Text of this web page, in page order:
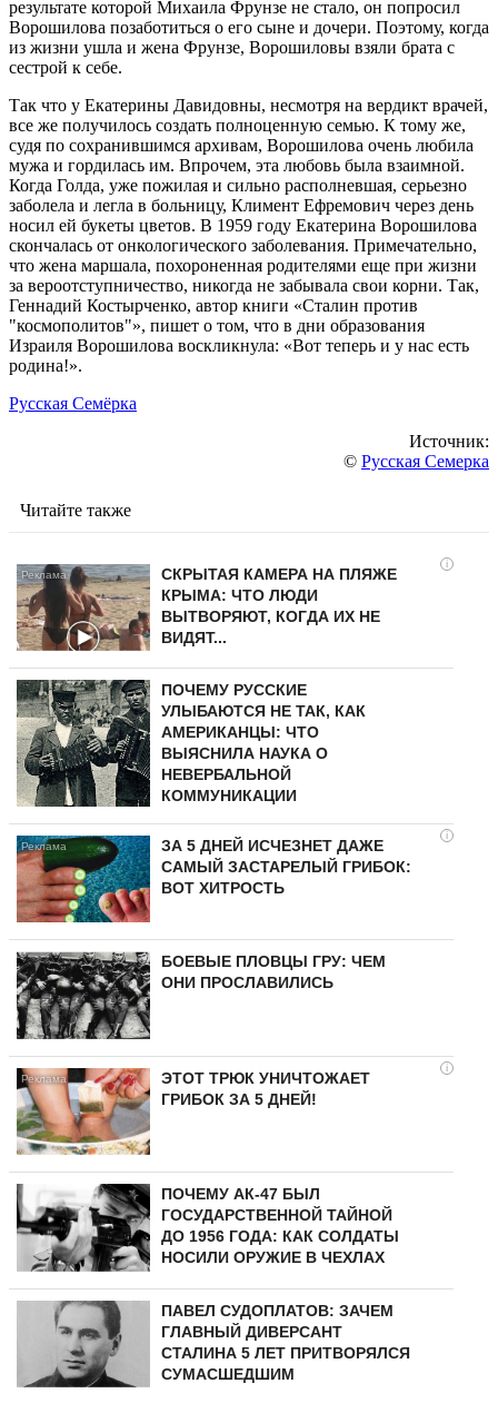
результате которой Михаила Фрунзе не стало, он попросил
Ворошилова позаботиться о его сыне и дочери. Поэтому, когда
из жизни ушла и жена Фрунзе, Ворошиловы взяли брата с
сестрой к себе.
Так что у Екатерины Давидовны, несмотря на вердикт врачей,
все же получилось создать полноценную семью. К тому же,
судя по сохранившимся архивам, Ворошилова очень любила
мужа и гордилась им. Впрочем, эта любовь была взаимной.
Когда Голда, уже пожилая и сильно располневшая, серьезно
заболела и легла в больницу, Климент Ефремович через день
носил ей букеты цветов. В 1959 году Екатерина Ворошилова
скончалась от онкологического заболевания. Примечательно,
что жена маршала, похороненная родителями еще при жизни
за вероотступничество, никогда не забывала свои корни. Так,
Геннадий Костырченко, автор книги «Сталин против
"космополитов"», пишет о том, что в дни образования
Израиля Ворошилова воскликнула: «Вот теперь и у нас есть
родина!».
Русская Семёрка
Источник:
© Русская Семерка
Читайте также
i
СКРЫТАЯ КАМЕРА НА ПЛЯЖЕ
КРЫМА: ЧТО ЛЮДИ
ВЫТВОРЯЮТ, КОГДА ИХ НЕ
ВИДЯТ...
ПОЧЕМУ РУССКИЕ
УЛЫБАЮТСЯ НЕ ТАК, КАК
АМЕРИКАНЦЫ: ЧТО
ВЫЯСНИЛА НАУКА О
НЕВЕРБАЛЬНОЙ
КОММУНИКАЦИИ
i
ЗА 5 ДНЕЙ ИСЧЕЗНЕТ ДАЖЕ
САМЫЙ ЗАСТАРЕЛЫЙ ГРИБОК:
ВОТ ХИТРОСТЬ
БОЕВЫЕ ПЛОВЦЫ ГРУ: ЧЕМ
ОНИ ПРОСЛАВИЛИСЬ
i
ЭТОТ ТРЮК УНИЧТОЖАЕТ
ГРИБОК ЗА 5 ДНЕЙ!
ПОЧЕМУ АК-47 БЫЛ
ГОСУДАРСТВЕННОЙ ТАЙНОЙ
ДО 1956 ГОДА: КАК СОЛДАТЫ
НОСИЛИ ОРУЖИЕ В ЧЕХЛАХ
ПАВЕЛ СУДОПЛАТОВ: ЗАЧЕМ
ГЛАВНЫЙ ДИВЕРСАНТ
СТАЛИНА 5 ЛЕТ ПРИТВОРЯЛСЯ
СУМАСШЕДШИМ